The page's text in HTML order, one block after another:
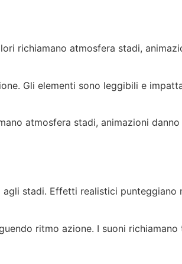
richiamano atmosfera stadi,
Gli elementi sono leggibili e
atmosfera stadi, animazioni
stadi. Effetti realistici punteggiano
ritmo azione. I suoni